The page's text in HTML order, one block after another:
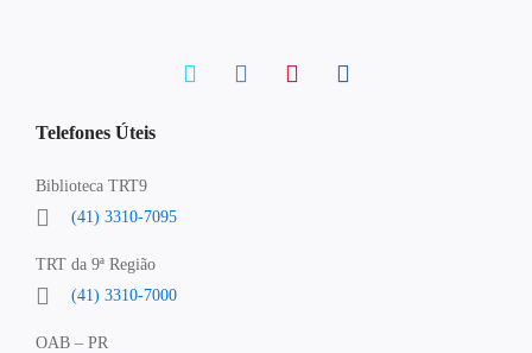
Telefones Úteis
Biblioteca TRT9
(41) 3310-7095
TRT da 9ª Região
(41) 3310-7000
OAB – PR